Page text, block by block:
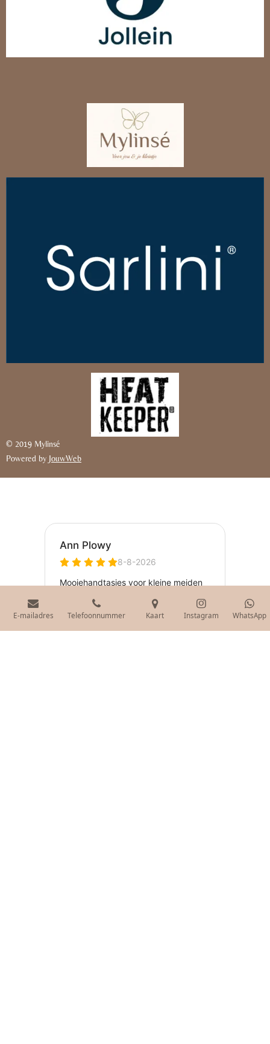
© 2019 Mylinsé
Powered by JouwWeb
E-mailadres Telefoonnummer Kaart Instagram WhatsApp